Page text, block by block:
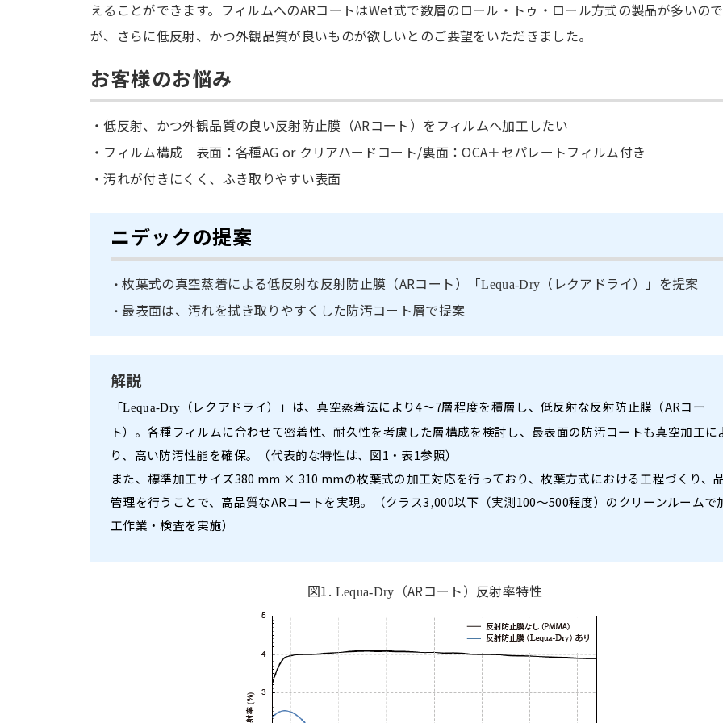
えることができます。フィルムへのARコートはWet式で数層のロール・トゥ・ロール方式の製品が多いの
が、さらに低反射、かつ外観品質が良いものが欲しいとのご要望をいただきました。
お客様のお悩み
低反射、かつ外観品質の良い反射防止膜（ARコート）をフィルムへ加工したい
フィルム構成 表面：各種AG or クリアハードコート/裏面：OCA＋セパレートフィルム付き
汚れが付きにくく、ふき取りやすい表面
ニデックの提案
枚葉式の真空蒸着による低反射な反射防止膜（ARコート）「Lequa-Dry
（レクアドライ）」を提案
最表面は、汚れを拭き取りやすくした防汚コート層で提案
解説
「Lequa-Dry
（レクアドライ）」は、真空蒸着法により4～7層程度を積層し、低反射な反射防止膜（ARコー
ト）。各種フィルムに合わせて密着性、耐久性を考慮した層構成を検討し、最表面の防汚コートも真空加工に
り、高い防汚性能を確保。（代表的な特性は、図1・表1参照）
また、標準加工サイズ380 mm × 310 mmの枚葉式の加工対応を行っており、枚葉方式における工程づくり、
管理を行うことで、高品質なARコートを実現。（クラス3,000以下（実測100～500程度）のクリーンルームで
工作業・検査を実施）
図1. Lequa-Dry （ARコート）反射率特性